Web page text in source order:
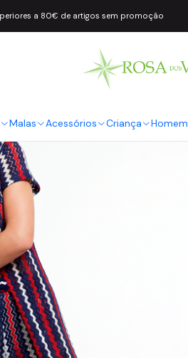
Malas Acessórios Criança Homem
a 80€ de artigos sem promoção